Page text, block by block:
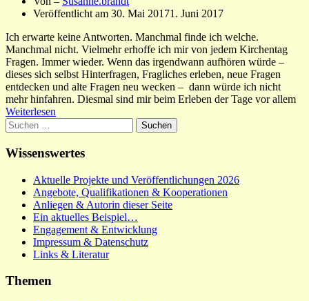
Veröffentlicht am 30. Mai 20171. Juni 2017
Ich erwarte keine Antworten. Manchmal finde ich welche.
Manchmal nicht. Vielmehr erhoffe ich mir von jedem Kirchentag
Fragen. Immer wieder. Wenn das irgendwann aufhören würde –
dieses sich selbst Hinterfragen, Fragliches erleben, neue Fragen
entdecken und alte Fragen neu wecken – dann würde ich nicht
mehr hinfahren. Diesmal sind mir beim Erleben der Tage vor allem
Weiterlesen
Suchen
nach:
Wissenswertes
Aktuelle Projekte und Veröffentlichungen 2026
Angebote, Qualifikationen & Kooperationen
Anliegen & Autorin dieser Seite
Ein aktuelles Beispiel…
Engagement & Entwicklung
Impressum & Datenschutz
Links & Literatur
Themen